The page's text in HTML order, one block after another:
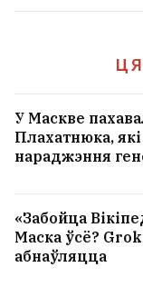
У Маскве
Плахатнюка, які
нараджэння
«Забойца
Маска ўсё?
абнаўляцца